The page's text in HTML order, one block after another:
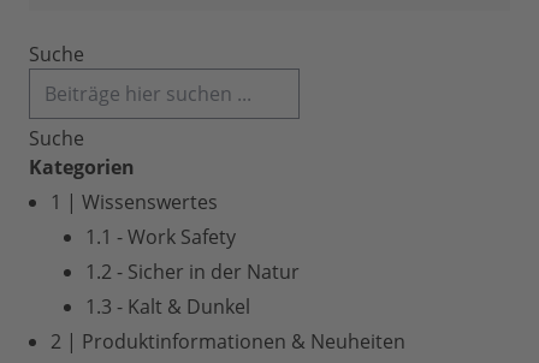
Suche
Suche
Kategorien
1 | Wissenswertes
1.1 - Work Safety
1.2 - Sicher in der Natur
1.3 - Kalt & Dunkel
2 | Produktinformationen & Neuheiten